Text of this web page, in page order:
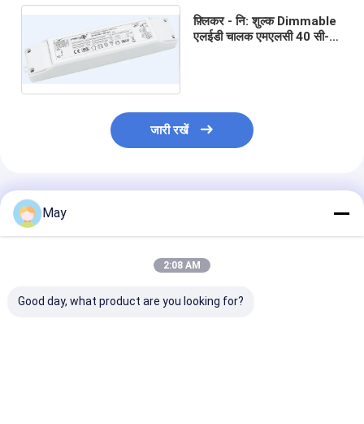
फ़्लिकर - नि: शुल्क Dimmable
एलईडी चालक एमएलसी 40 सी-
जारी रखें
अनुशंसित उत्पाद
May
2:08 AM
Good day, what product are you looking for?